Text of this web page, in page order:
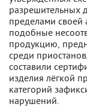
разрешительных
пределами своей
подобные
продукцию,
среди
составили
изделия лёгкой
категорий
нарушений.